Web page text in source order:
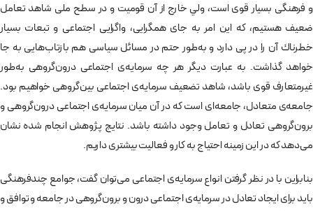
و فرهنگی بسيار قوی است، ولي خارج از آن قوميت و در سطح ملی شاهد تعامل
ضعیف هستیم، که این امر به جای همگرايی، واگرايی اجتماعی و تبعات بسيار
خطرناك آن را در پی دارد و به‌طور حتم در مسائل سياسی هم بازتاب‌هايی به جا
خواهد گذاشت. به عبارت دیگر هر چه سرمايه‌ی اجتماعی درون‌گروهی به‌طور
غيرمتعارف قوی باشد، شاهد تضعیف سرمايه‌ی اجتماعی بين‌گروهی خواهیم بود.
جامعه‌ی متعادل، جامعه‌ای است كه در آن میان سرمايه‌ی اجتماعی درون‌گروهی و
برون‌گروهی تعادل و تعامل وجود داشته باشد. نتایج پژوهش انجام شده نشان
می‌دهد كه در اين زمينه احتياج به كار و فعاليت بيشتری داريم.
بنابراين با در نظر گرفتن انواع سرمايه‌ی اجتماعی می‌توان گفت، جوامع چند‌فرهنگی
بايد برای ايجاد تعادل در سرمايه‌ی اجتماعی درون و برون‌گروهی در جامعه و توافق و